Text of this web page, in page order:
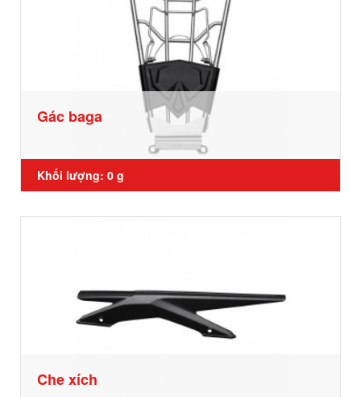
Gác baga
Khối lượng: 0 g
Che xích